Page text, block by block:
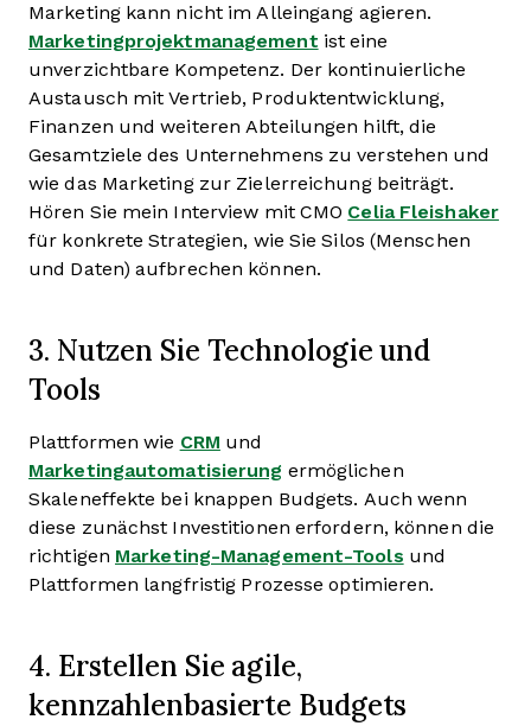
Marketing kann nicht im Alleingang agieren.
Marketingprojektmanagement ist eine
unverzichtbare Kompetenz. Der kontinuierliche
Austausch mit Vertrieb, Produktentwicklung,
Finanzen und weiteren Abteilungen hilft, die
Gesamtziele des Unternehmens zu verstehen und
wie das Marketing zur Zielerreichung beiträgt.
Hören Sie mein Interview mit CMO Celia Fleishaker
für konkrete Strategien, wie Sie Silos (Menschen
und Daten) aufbrechen können.
3. Nutzen Sie Technologie und
Tools
Plattformen wie CRM und
Marketingautomatisierung ermöglichen
Skaleneffekte bei knappen Budgets. Auch wenn
diese zunächst Investitionen erfordern, können die
richtigen Marketing-Management-Tools und
Plattformen langfristig Prozesse optimieren.
4. Erstellen Sie agile,
kennzahlenbasierte Budgets